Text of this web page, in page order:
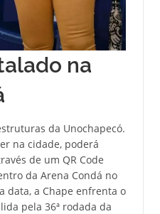
na
da Unochapecó.
na cidade, poderá
de um QR Code
da Arena Condá no
data, a Chape enfrenta o
pela 36ª rodada da